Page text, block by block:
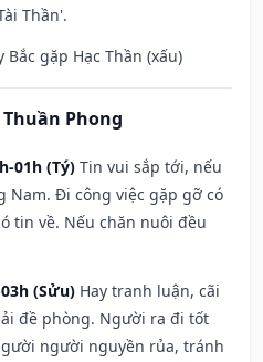
Thần'.
gặp Hạc Thần (xấu)
Phong
01h (Tý) Tin vui sắp tới, nếu
Nam. Đi công việc gặp gỡ có
tin về. Nếu chăn nuôi đều
(Sửu) Hay tranh luận, cãi
đề phòng. Người ra đi tốt
người nguyền rủa, tránh